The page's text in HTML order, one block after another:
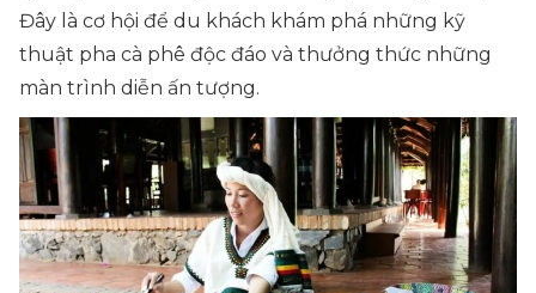
Đây là cơ hội để du khách khám phá những kỹ
thuật pha cà phê độc đáo và thưởng thức những
màn trình diễn ấn tượng.